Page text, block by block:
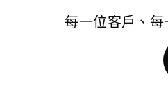
每一位客戶、